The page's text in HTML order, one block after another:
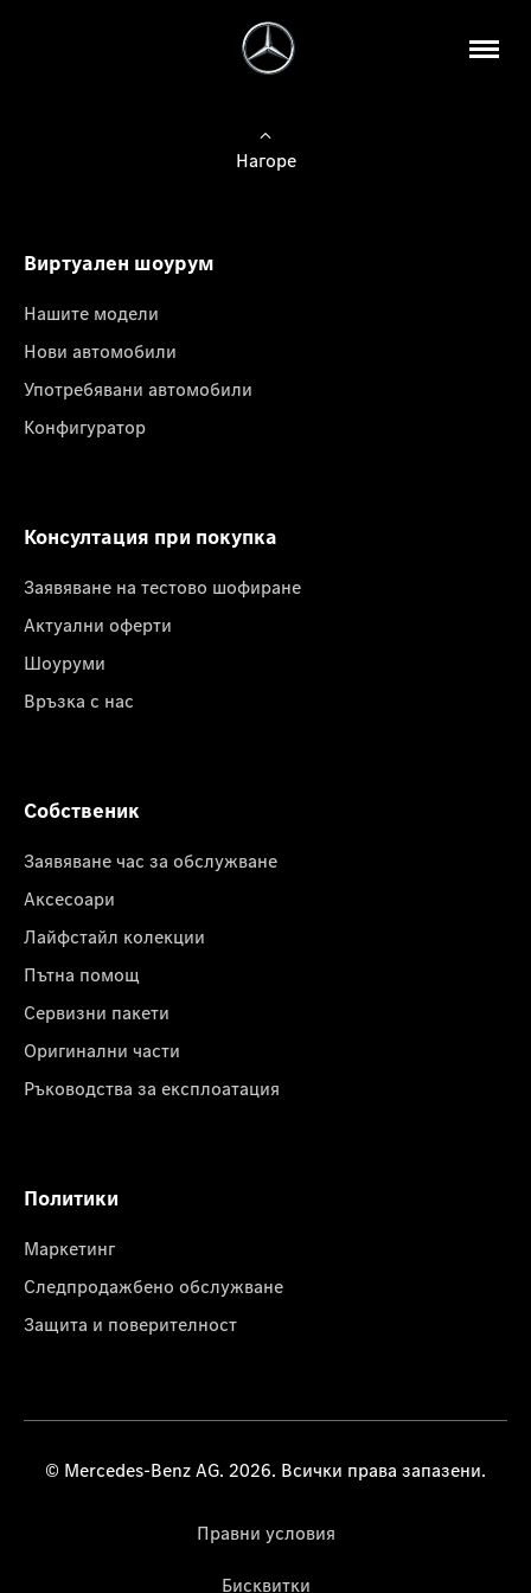
Нагоре
Виртуален шоурум
Нашите модели
Нови автомобили
Употребявани автомобили
Конфигуратор
Консултация при покупка
Заявяване на тестово шофиране
Актуални оферти
Шоуруми
Връзка с нас
Собственик
Заявяване час за обслужване
Аксесоари
Лайфстайл колекции
Пътна помощ
Сервизни пакети
Оригинални части
Ръководства за експлоатация
Политики
Маркетинг
Следпродажбено обслужване
Защита и поверителност
© Mercedes-Benz AG. 2026. Всички права запазени.
Правни условия
Бисквитки